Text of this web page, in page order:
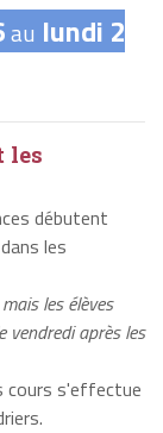
au lundi 2
les
débutent
dans les
les élèves
vendredi après les
cours s'effectue